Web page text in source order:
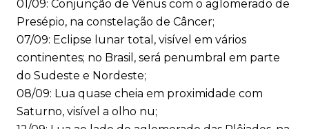
01/09: Conjunção de Vênus com o aglomerado de
Presépio, na constelação de Câncer;
07/09: Eclipse lunar total, visível em vários
continentes; no Brasil, será penumbral em parte
do Sudeste e Nordeste;
08/09: Lua quase cheia em proximidade com
Saturno, visível a olho nu;